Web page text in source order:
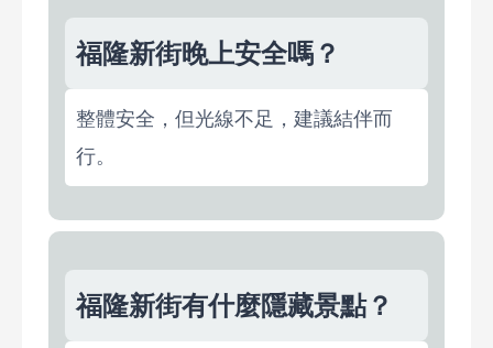
福隆新街晚上安全嗎？
整體安全，但光線不足，建議結伴而
行。
福隆新街有什麼隱藏景點？